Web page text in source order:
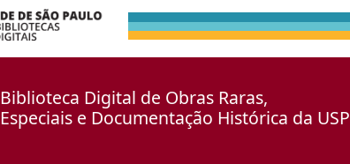
Biblioteca Digital de Obras Raras,
Especiais e Documentação Histórica da USP